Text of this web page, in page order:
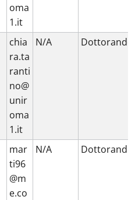
oma
1.it
chia
ra.ta
ranti
no@
unir
oma
1.it
N/A Dottorando
mar
ti96
@m
e.co
N/A Dottorando